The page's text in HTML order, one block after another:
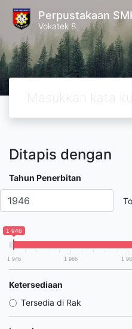
Perpustakaan
Vokatek 8
Ditapis dengan
Tahun Penerbitan
To
1 946
1 946 1 966 1
Ketersediaan
Tersedia di Rak